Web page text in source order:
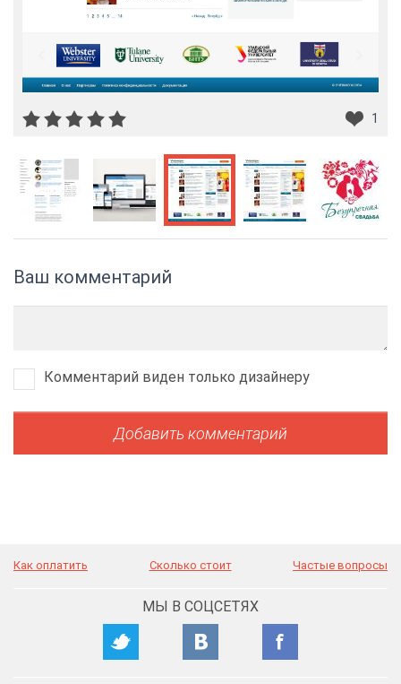
1
Ваш комментарий
Комментарий виден только дизайнеру
Как оплатить Сколько стоит Частые вопросы
МЫ В СОЦСЕТЯХ